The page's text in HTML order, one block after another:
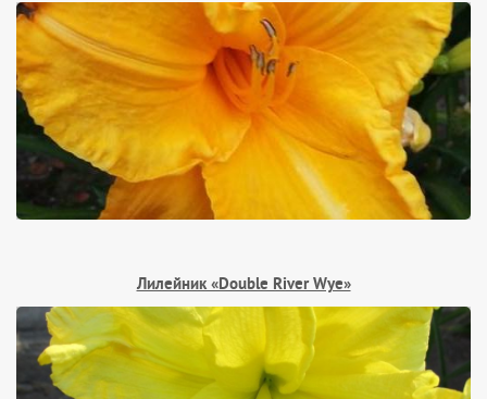
Лилейник «Double River Wye»